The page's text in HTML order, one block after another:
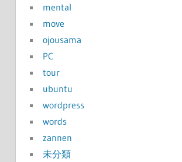
mental
move
ojousama
PC
tour
ubuntu
wordpress
words
zannen
未分類